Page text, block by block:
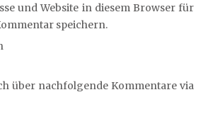
und Website in diesem Browser für
speichern.
über nachfolgende Kommentare via